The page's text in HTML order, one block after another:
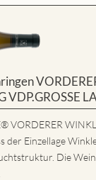
VDP.GROSSE
VORDERER
der Einzellage
Die